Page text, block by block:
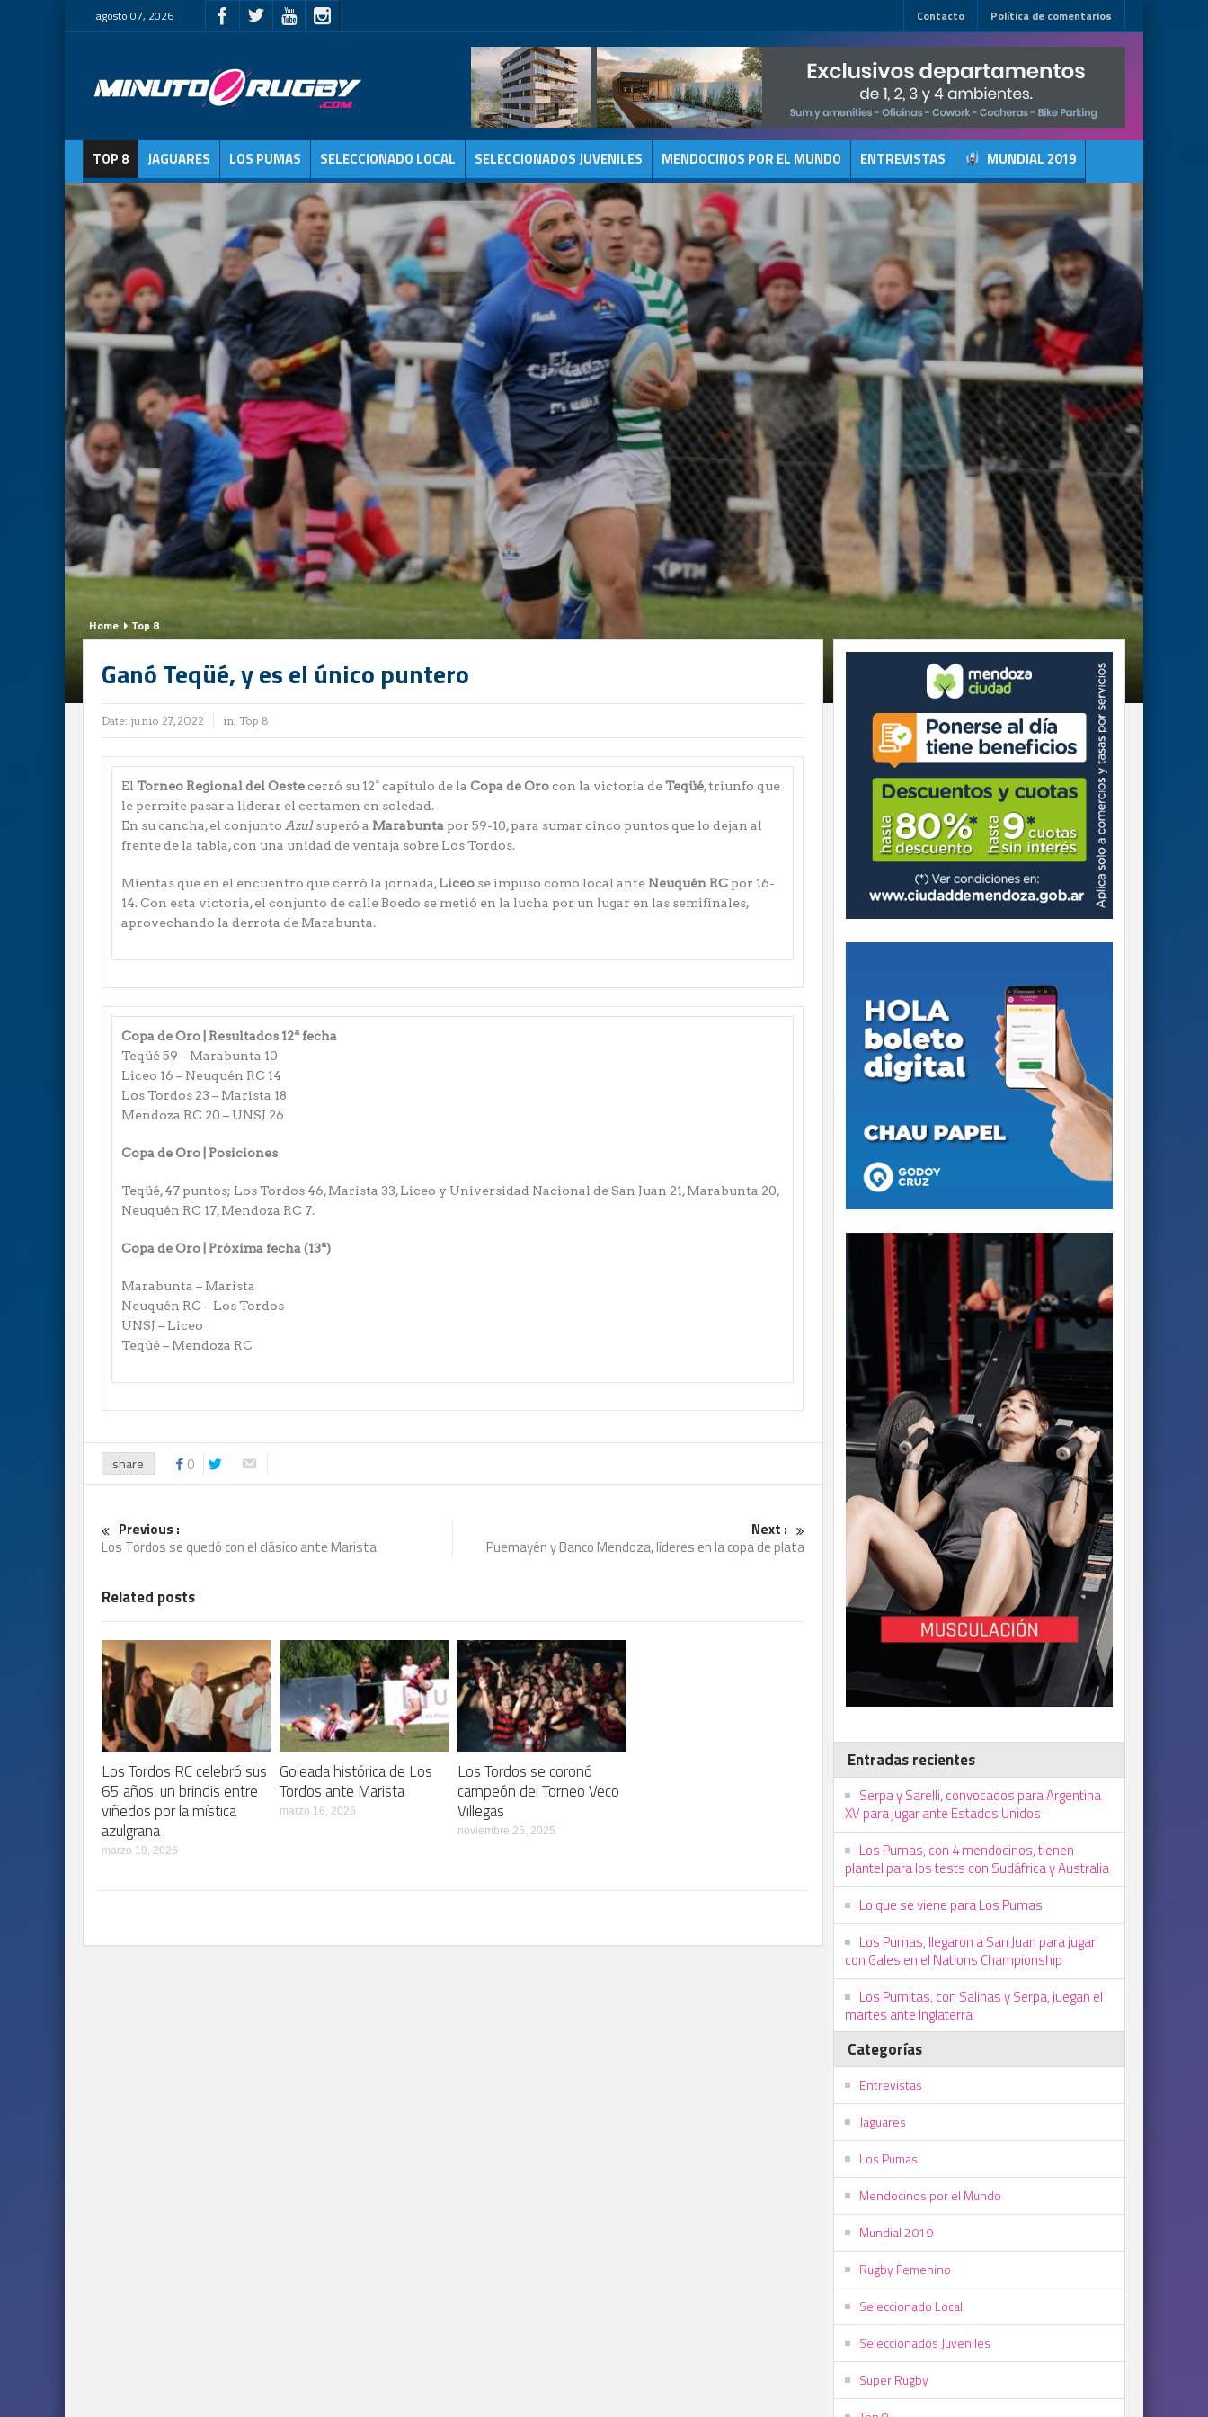
agosto 07, 2026 Contacto Política de comentarios
TOP 8 JAGUARES LOS PUMAS SELECCIONADO LOCAL SELECCIONADOS JUVENILES MENDOCINOS POR EL MUNDO ENTREVISTAS MUNDIAL 2019
Home Top 8
Ganó Teqüé, y es el único puntero
Date: junio 27, 2022 in: Top 8
El Torneo Regional del Oestecerró su 12° capítulo de la Copa de Orocon la victoria deTeqüé, triunfo que
le permite pasar a liderar el certamen en soledad.
En su cancha, el conjunto Azulsuperó a Marabunta por 59-10, para sumar cinco puntos que lo dejan al
frente de la tabla, con una unidad de ventaja sobre Los Tordos.
Mientas que en el encuentro que cerró la jornada,Liceo se impuso como local ante Neuquén RC por 16-
14. Con esta victoria, el conjunto de calle Boedo se metió en la lucha por un lugar en las semifinales,
aprovechando la derrota de Marabunta.
Copa de Oro | Resultados 12ª fecha
Teqüé 59 – Marabunta 10
Liceo 16 – Neuquén RC 14
Los Tordos 23 – Marista 18
Mendoza RC 20 – UNSJ 26
Copa de Oro | Posiciones
Teqüé, 47 puntos; Los Tordos 46, Marista 33, Liceo y Universidad Nacional de San Juan 21, Marabunta 20,
Neuquén RC 17, Mendoza RC 7.
Copa de Oro | Próxima fecha (13ª)
Marabunta – Marista
Neuquén RC – Los Tordos
UNSJ – Liceo
Teqúé – Mendoza RC
share 0
Previous :
Los Tordos se quedó con el clásico ante Marista
Next :
Puemayén y Banco Mendoza, líderes en la copa de plata
Related posts
Los Tordos RC celebró sus
65 años: un brindis entre
viñedos por la mística
azulgrana
marzo 19, 2026
Goleada histórica de Los
Tordos ante Marista
marzo 16, 2026
Los Tordos se coronó
campeón del Torneo Veco
Villegas
noviembre 25, 2025
Entradas recientes
Serpa y Sarelli, convocados para Argentina
XV para jugar ante Estados Unidos
Los Pumas, con 4 mendocinos, tienen
plantel para los tests con Sudáfrica y Australia
Lo que se viene para Los Pumas
Los Pumas, llegaron a San Juan para jugar
con Gales en el Nations Championship
Los Pumitas, con Salinas y Serpa, juegan el
martes ante Inglaterra
Categorías
Entrevistas
Jaguares
Los Pumas
Mendocinos por el Mundo
Mundial 2019
Rugby Femenino
Seleccionado Local
Seleccionados Juveniles
Super Rugby